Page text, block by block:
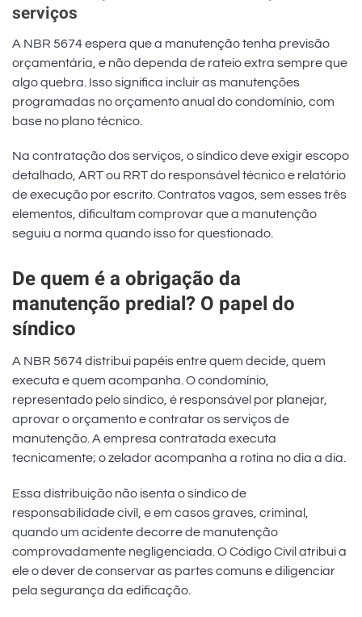
serviços
A NBR 5674 espera que a manutenção tenha previsão
orçamentária, e não dependa de rateio extra sempre que
algo quebra. Isso significa incluir as manutenções
programadas no orçamento anual do condomínio, com
base no plano técnico.
Na contratação dos serviços, o síndico deve exigir escopo
detalhado, ART ou RRT do responsável técnico e relatório
de execução por escrito. Contratos vagos, sem esses três
elementos, dificultam comprovar que a manutenção
seguiu a norma quando isso for questionado.
De quem é a obrigação da
manutenção predial? O papel do
síndico
A NBR 5674 distribui papéis entre quem decide, quem
executa e quem acompanha. O condomínio,
representado pelo síndico, é responsável por planejar,
aprovar o orçamento e contratar os serviços de
manutenção. A empresa contratada executa
tecnicamente; o zelador acompanha a rotina no dia a dia.
Essa distribuição não isenta o síndico de
responsabilidade civil, e em casos graves, criminal,
quando um acidente decorre de manutenção
comprovadamente negligenciada. O Código Civil atribui a
ele o dever de conservar as partes comuns e diligenciar
pela segurança da edificação.